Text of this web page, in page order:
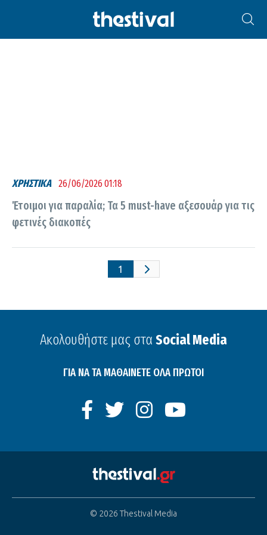
ΑΞΕΣΟΥΆΡ
ΧΡΗΣΤΙΚΑ 26/06/2026 01:18
Έτοιμοι για παραλία; Τα 5 must-have αξεσουάρ για τις
φετινές διακοπές
1
Ακολουθήστε μας στα Social Media
ΓΙΑ ΝΑ ΤΑ ΜΑΘΑΙΝΕΤΕ ΟΛΑ ΠΡΩΤΟΙ
© 2026 Thestival Media